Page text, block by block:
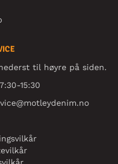
til høyre på siden.
15:30